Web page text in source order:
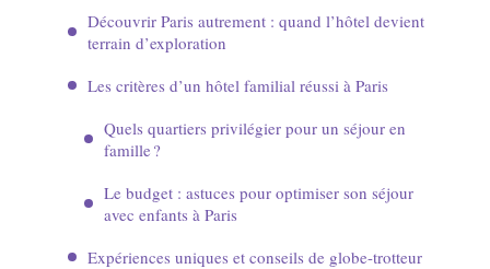
Découvrir Paris autrement : quand l’hôtel devient
terrain d’exploration
Les critères d’un hôtel familial réussi à Paris
Quels quartiers privilégier pour un séjour en
famille ?
Le budget : astuces pour optimiser son séjour
avec enfants à Paris
Expériences uniques et conseils de globe-trotteur